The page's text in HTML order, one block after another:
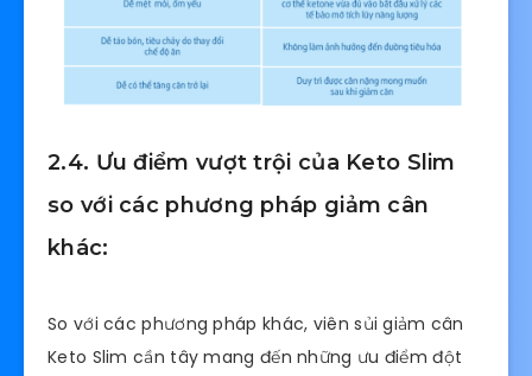
2.4. Ưu điểm vượt trội của Keto Slim
so với các phương pháp giảm cân
khác:
So với các phương pháp khác, viên sủi giảm cân
Keto Slim cần tây mang đến những ưu điểm đột